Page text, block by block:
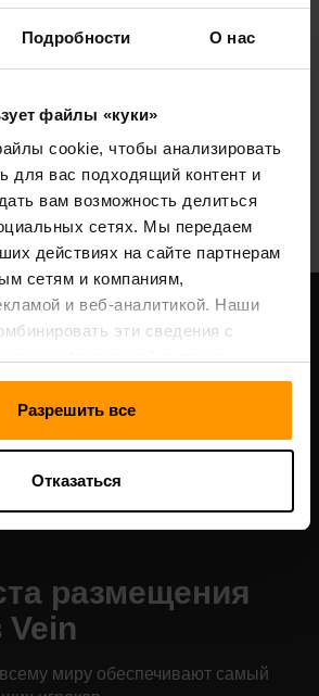
Подробности О нас
файлы «куки»
cookie, чтобы анализировать
для вас подходящий контент и
вам возможность делиться
сетях. Мы передаем
действиях на сайте партнерам
сетям и компаниям,
и веб-аналитикой. Наши
эти сведения с
получили при использовании
Разрешить все
Отказаться
Хостинг
All Games
размещения
Vein
миру обеспечивают самый